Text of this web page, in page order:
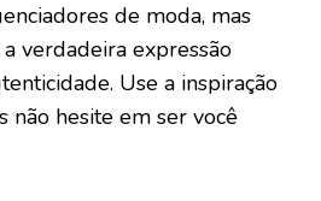
de moda, mas
verdadeira expressão
Use a inspiração
não hesite em ser você